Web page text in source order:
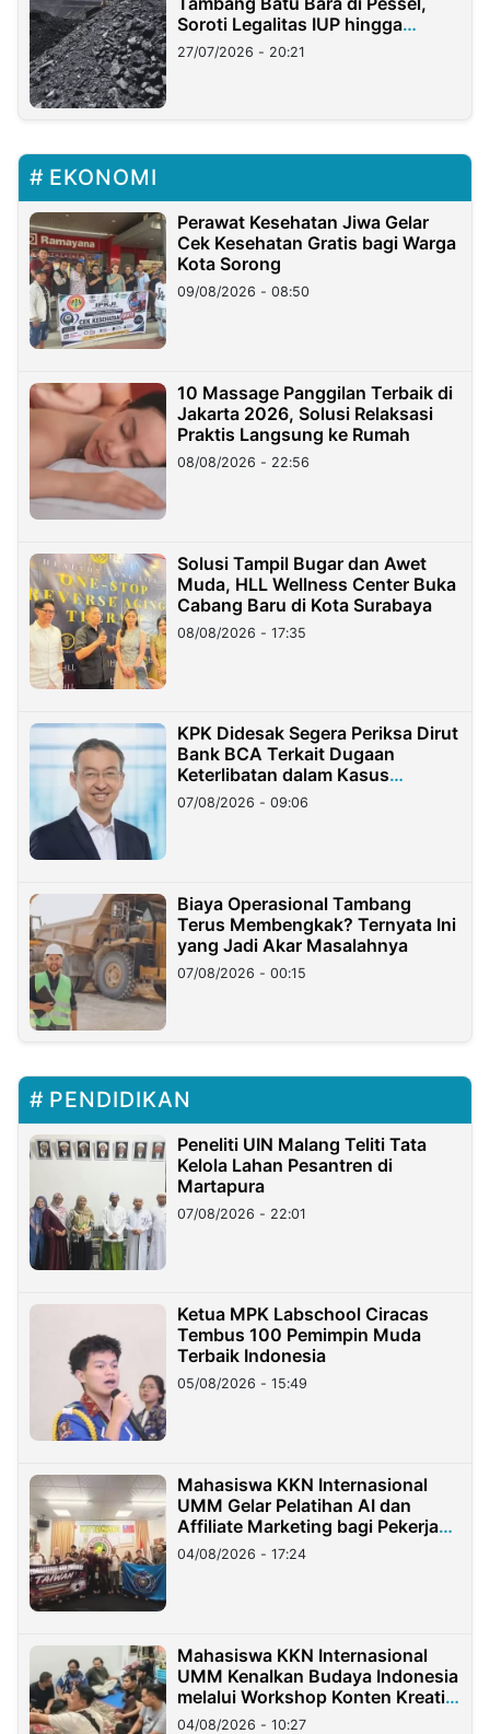
Soroti Legalitas IUP hingga
Stockpile
27/07/2026 - 20:21
EKONOMI
Perawat Kesehatan Jiwa Gelar
Cek Kesehatan Gratis bagi Warga
Kota Sorong
09/08/2026 - 08:50
10 Massage Panggilan Terbaik di
Jakarta 2026, Solusi Relaksasi
Praktis Langsung ke Rumah
08/08/2026 - 22:56
Solusi Tampil Bugar dan Awet
Muda, HLL Wellness Center Buka
Cabang Baru di Kota Surabaya
08/08/2026 - 17:35
KPK Didesak Segera Periksa Dirut
Bank BCA Terkait Dugaan
Keterlibatan dalam Kasus
Hilangnya Dana Nasabah Rp2,58
Miliar
07/08/2026 - 09:06
Biaya Operasional Tambang
Terus Membengkak? Ternyata Ini
yang Jadi Akar Masalahnya
07/08/2026 - 00:15
PENDIDIKAN
Peneliti UIN Malang Teliti Tata
Kelola Lahan Pesantren di
Martapura
07/08/2026 - 22:01
Ketua MPK Labschool Ciracas
Tembus 100 Pemimpin Muda
Terbaik Indonesia
05/08/2026 - 15:49
Mahasiswa KKN Internasional
UMM Gelar Pelatihan AI dan
Affiliate Marketing bagi Pekerja
Migran Indonesia di Taiwan
04/08/2026 - 17:24
Mahasiswa KKN Internasional
UMM Kenalkan Budaya Indonesia
melalui Workshop Konten Kreatif
di Taiwan
04/08/2026 - 10:27